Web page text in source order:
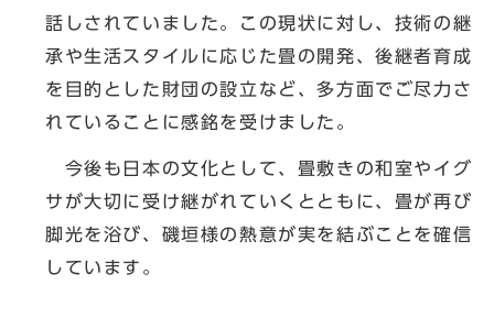
話しされていました。この現状に対し、技術の継
承や生活スタイルに応じた畳の開発、後継者育成
を目的とした財団の設立など、多方面でご尽力さ
れていることに感銘を受けました。
今後も日本の文化として、畳敷きの和室やイグ
サが大切に受け継がれていくとともに、畳が再び
脚光を浴び、磯垣様の熱意が実を結ぶことを確信
しています。